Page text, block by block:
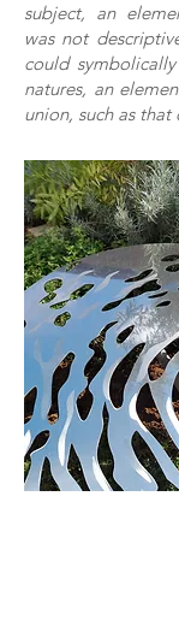
subject, an
was not
could
natures, an
union, such as that